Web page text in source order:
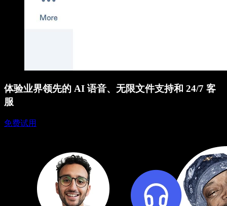
体验业界领先的 AI 语音、无限文件支持和 24/7 客
服
免费试用